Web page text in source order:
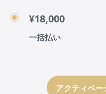
¥18,000
一括払い
アクティベ